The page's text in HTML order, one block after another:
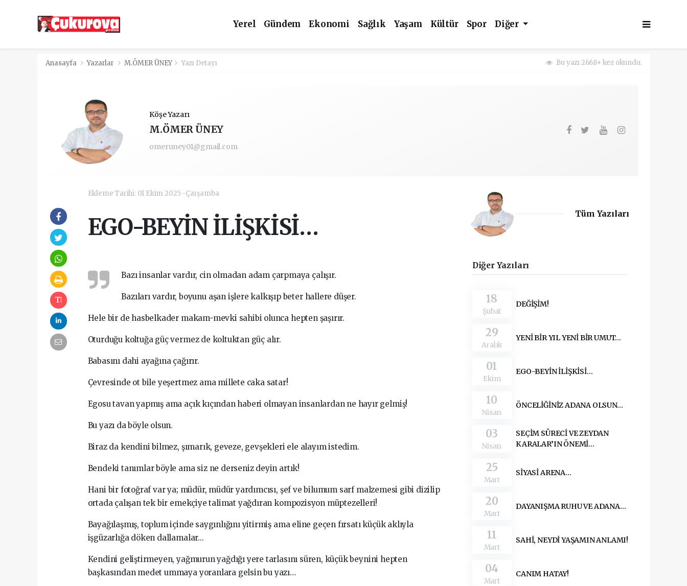
Yerel Gündem Ekonomi Sağlık Yaşam Kültür Spor Diğer
Anasayfa Yazarlar M.ÖMER ÜNEY Yazı Detayı Bu yazı 2668+ kez okundu.
Köşe Yazarı
M.ÖMER ÜNEY
omeruney01@gmail.com
Ekleme Tarihi: 01 Ekim 2025 -Çarşamba
EGO-BEYİN İLİŞKİSİ…
Bazı insanlar vardır, cin olmadan adam çarpmaya çalışır.
Bazıları vardır, boyunu aşan işlere kalkışıp beter hallere düşer.
Hele bir de hasbelkader makam-mevki sahibi olunca hepten şaşırır.
Oturduğu koltuğa güç vermez de koltuktan güç alır.
Babasını dahi ayağına çağırır.
Çevresinde ot bile yeşertmez ama millete caka satar!
Egosu tavan yapmış ama açık kıçından haberi olmayan insanlardan ne hayır gelmiş!
Bu yazı da böyle olsun.
Biraz da kendini bilmez, şımarık, geveze, gevşekleri ele alayım istedim.
Bendeki tanımlar böyle ama siz ne derseniz deyin artık!
Hani bir fotoğraf var ya; müdür, müdür yardımcısı, şef ve bilumum sarf malzemesi gibi dizilip
ortada çalışan tek bir emekçiye talimat yağdıran kompozisyon müptezelleri!
Bayağılaşmış, toplum içinde saygınlığını yitirmiş ama eline geçen fırsatı küçük aklıyla
işgüzarlığa döken dallamalar...
Kendini geliştirmeyen, yağmurun yağdığı yere tarlasını süren, küçük beynini hepten
başkasından medet ummaya yoranlara gelsin bu yazı…
Tüm Yazıları
Diğer Yazıları
18
Şubat
DEĞİŞİM!
29
Aralık
YENİ BİR YIL YENİ BİR UMUT…
01
Ekim
EGO-BEYİN İLİŞKİSİ…
10
Nisan
ÖNCELİĞİNİZ ADANA OLSUN…
03
Nisan
SEÇİM SÜRECİ VE ZEYDAN
KARALAR’IN ÖNEMİ…
25
Mart
SİYASİ ARENA…
20
Mart
DAYANIŞMA RUHU VE ADANA…
11
Mart
SAHİ, NEYDİ YAŞAMIN ANLAMI!
04
Mart
CANIM HATAY!